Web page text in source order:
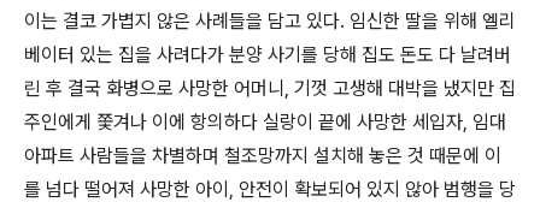
이는 결코 가볍지 않은 사례들을 담고 있다. 임신한 딸을 위해 엘리
베이터 있는 집을 사려다가 분양 사기를 당해 집도 돈도 다 날려버
린 후 결국 화병으로 사망한 어머니, 기껏 고생해 대박을 냈지만 집
주인에게 쫓겨나 이에 항의하다 실랑이 끝에 사망한 세입자, 임대
아파트 사람들을 차별하며 철조망까지 설치해 놓은 것 때문에 이
를 넘다 떨어져 사망한 아이, 안전이 확보되어 있지 않아 범행을 당